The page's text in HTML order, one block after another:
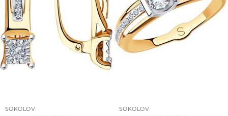
SOKOLOV SOKOLOV